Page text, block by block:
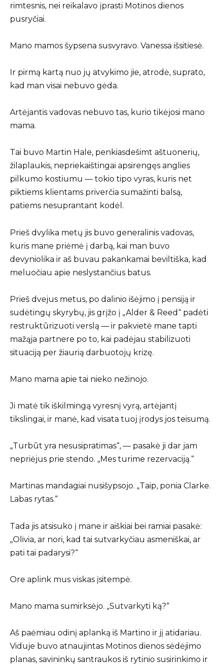
rimtesnis, nei reikalavo įprasti Motinos dienos
pusryčiai.
Mano mamos šypsena susvyravo. Vanessa išsitiesė.
Ir pirmą kartą nuo jų atvykimo jie, atrodė, suprato,
kad man visai nebuvo gėda.
Artėjantis vadovas nebuvo tas, kurio tikėjosi mano
mama.
Tai buvo Martin Hale, penkiasdešimt aštuonerių,
žilaplaukis, nepriekaištingai apsirengęs anglies
pilkumo kostiumu — tokio tipo vyras, kuris net
piktiems klientams priverčia sumažinti balsą,
patiems nesuprantant kodėl.
Prieš dvylika metų jis buvo generalinis vadovas,
kuris mane priėmė į darbą, kai man buvo
devyniolika ir aš buvau pakankamai beviltiška, kad
meluočiau apie neslystančius batus.
Prieš dvejus metus, po dalinio išėjimo į pensiją ir
sudėtingų skyrybų, jis grįžo į „Alder & Reed“ padėti
restruktūrizuoti verslą — ir pakvietė mane tapti
mažąja partnere po to, kai padėjau stabilizuoti
situaciją per žiaurią darbuotojų krizę.
Mano mama apie tai nieko nežinojo.
Ji matė tik iškilmingą vyresnį vyrą, artėjantį
tikslingai, ir manė, kad visata tuoj įrodys jos teisumą.
„Turbūt yra nesusipratimas“, — pasakė ji dar jam
nepriėjus prie stendo. „Mes turime rezervaciją.“
Martinas mandagiai nusišypsojo. „Taip, ponia Clarke.
Labas rytas.“
Tada jis atsisuko į mane ir aiškiai bei ramiai pasakė:
„Olivia, ar nori, kad tai sutvarkyčiau asmeniškai, ar
pati tai padarysi?“
Ore aplink mus viskas įsitempė.
Mano mama sumirksėjo. „Sutvarkyti ką?“
Aš paėmiau odinį aplanką iš Martino ir jį atidariau.
Viduje buvo atnaujintas Motinos dienos sėdėjimo
planas, savininkų santraukos iš rytinio susirinkimo ir